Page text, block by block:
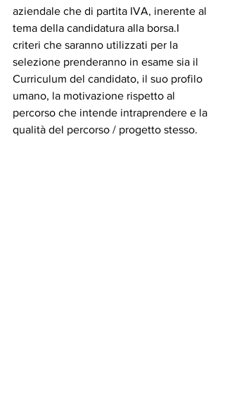
aziendale che di partita IVA, inerente al
tema della candidatura alla borsa.I
criteri che saranno utilizzati per la
selezione prenderanno in esame sia il
Curriculum del candidato, il suo profilo
umano, la motivazione rispetto al
percorso che intende intraprendere e la
qualità del percorso / progetto stesso.